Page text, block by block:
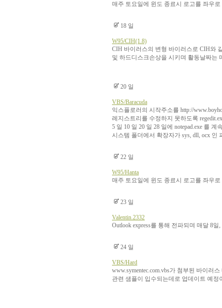
매주 토요일에 윈도 종료시 로고를 좌우
18 일
W95/CIH(1.8)
CIH 바이러스의 변형 바이러스로 CIH와
및 하드디스크손상을 시키며 활동날짜는
20 일
VBS/Baracuda
익스플로러의 시작주소를 http://
레지스트리를 수정하지 못하도록
5 일 10 일 20 일 28 일에 notepad.exe 를 계
시스템 폴더에서 확장자가 sys, dll, ocx 인
22 일
W95/Hanta
매주 토요일에 윈도 종료시 로고를 좌우
23 일
Valentin.2332
Outlook express를 통해 전파되며 매달 8
24 일
VBS/Hard
www.symentec.com.vbs가 첨부된 바이러
관련 샘플이 입수되는데로 업데이트 예정